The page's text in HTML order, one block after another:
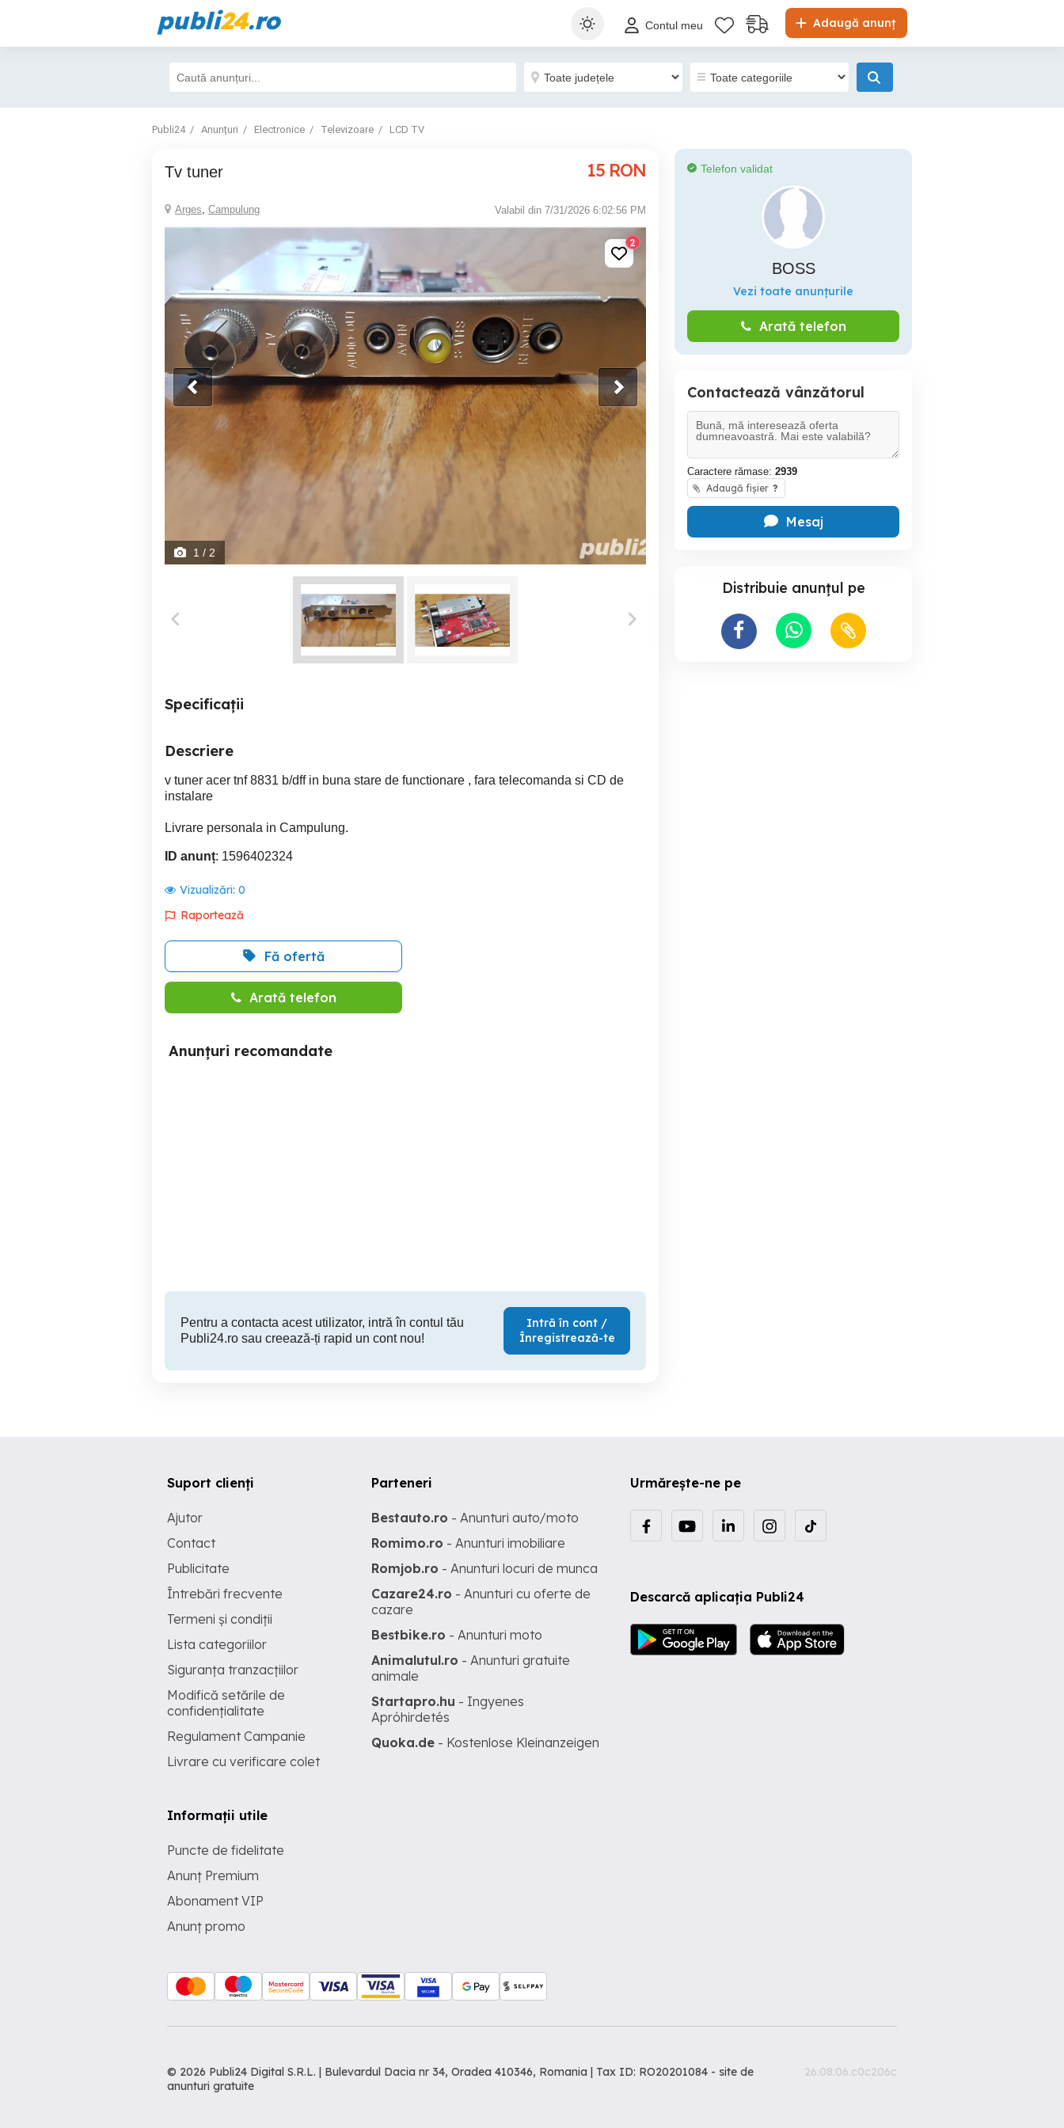
publi24.ro Adaugă anunț
Contul meu
Publi24 Anunțuri Electronice Televizoare LCD TV
Tv tuner 15 RON
Arges, Campulung Valabil din 7/31/2026 6:02:56 PM
2
1 / 2
Specificații
Descriere
v tuner acer tnf 8831 b/dff in buna stare de functionare , fara telecomanda si CD de
instalare
Livrare personala in Campulung.
ID anunț: 1596402324
Vizualizări: 0
Raportează
Fă ofertă
Arată telefon
Anunțuri recomandate
Pentru a contacta acest utilizator, intră în contul tău
Publi24.ro sau creează-ți rapid un cont nou!
Intră în cont /
Înregistrează-te
Telefon validat
BOSS
Vezi toate anunțurile
Arată telefon
Contactează vânzătorul
Caractere rămase: 2939
Adaugă fișier ?
Mesaj
Distribuie anunțul pe
Urmărește-ne pe
Descarcă aplicația Publi24
Suport clienți
Ajutor
Contact
Publicitate
Întrebări frecvente
Termeni și condiții
Lista categoriilor
Siguranța tranzacțiilor
Modifică setările de
confidențialitate
Regulament Campanie
Livrare cu verificare colet
Informații utile
Puncte de fidelitate
Anunț Premium
Abonament VIP
Anunț promo
Parteneri
Bestauto.ro - Anunturi auto/moto
Romimo.ro - Anunturi imobiliare
Romjob.ro - Anunturi locuri de munca
Cazare24.ro - Anunturi cu oferte de
cazare
Bestbike.ro - Anunturi moto
Animalutul.ro - Anunturi gratuite
animale
Startapro.hu - Ingyenes
Apróhirdetés
Quoka.de - Kostenlose Kleinanzeigen
© 2026 Publi24 Digital S.R.L. | Bulevardul Dacia nr 34, Oradea 410346, Romania | Tax ID: RO20201084 - site de
anunturi gratuite
26.08.06.c0c206c